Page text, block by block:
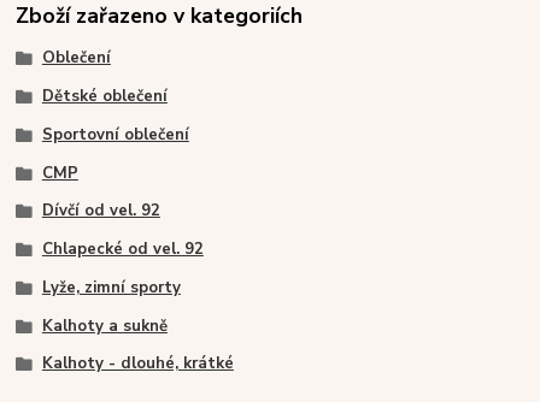
Zboží zařazeno v kategoriích
Oblečení
Dětské oblečení
Sportovní oblečení
CMP
Dívčí od vel. 92
Chlapecké od vel. 92
Lyže, zimní sporty
Kalhoty a sukně
Kalhoty - dlouhé, krátké